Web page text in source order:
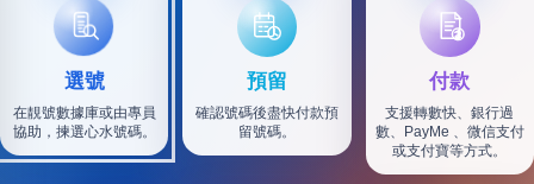
選號
在靚號數據庫或由專員
協助，揀選心水號碼。
預留
確認號碼後盡快付款預
留號碼。
付款
支援轉數快、銀行過
數、PayMe 、微信支付
或支付寶等方式。